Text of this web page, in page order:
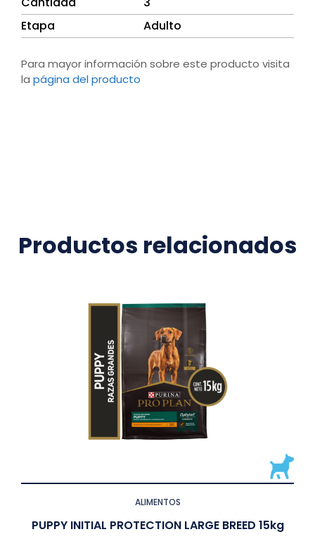
Etapa
Adulto
Para mayor información sobre este producto visita
la página del producto
Productos relacionados
ALIMENTOS
PUPPY INITIAL PROTECTION LARGE BREED 15kg